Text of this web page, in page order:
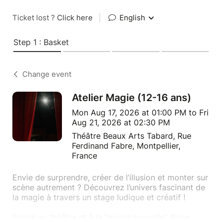
Ticket lost ? Click here English
Step 1 : Basket
Change event
Atelier Magie (12-16 ans)
Mon Aug 17, 2026 at 01:00 PM to Fri
Aug 21, 2026 at 02:30 PM
Théâtre Beaux Arts Tabard, Rue
Ferdinand Fabre, Montpellier,
France
Envie de surprendre, créer de l’illusion et monter sur
scène autrement ? Découvrez l’univers fascinant de
la magie à travers un stage ludique et créatif !